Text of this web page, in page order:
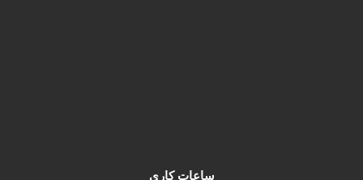
ساعات کاری